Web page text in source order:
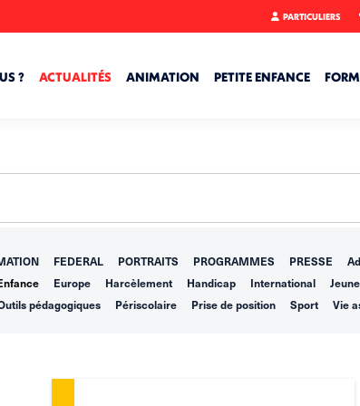
PARTICULIERS
? ACTUALITÉS ANIMATION PETITE ENFANCE
FEDERAL PORTRAITS PROGRAMMES PRESSE
Europe Harcèlement Handicap International
pédagogiques
Périscolaire Prise de position Sport Vie